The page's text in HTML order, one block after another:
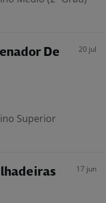
De
20 jul
Superior
17 jun